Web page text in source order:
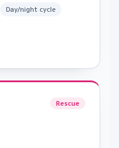
Day/night cycle
Rescue